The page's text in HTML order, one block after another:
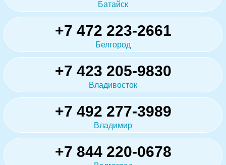
Батайск
+7 472 223-2661
Белгород
+7 423 205-9830
Владивосток
+7 492 277-3989
Владимир
+7 844 220-0678